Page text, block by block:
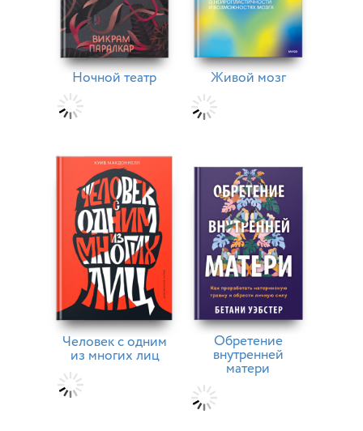
Ночной театр Живой мозг
Человек с одним
из многих лиц
Обретение
внутренней
матери